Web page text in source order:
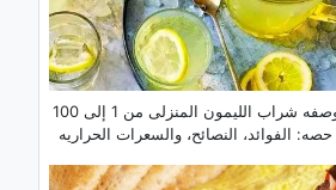
وصفه شراب اللیمون المنزلی من 1 إلى 100
حصه: الفوائد، النصائح، والسعرات الحراریه